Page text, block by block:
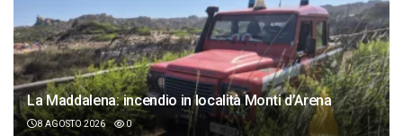
La Maddalena: incendio in località Monti d’Arena
8 AGOSTO 2026 0